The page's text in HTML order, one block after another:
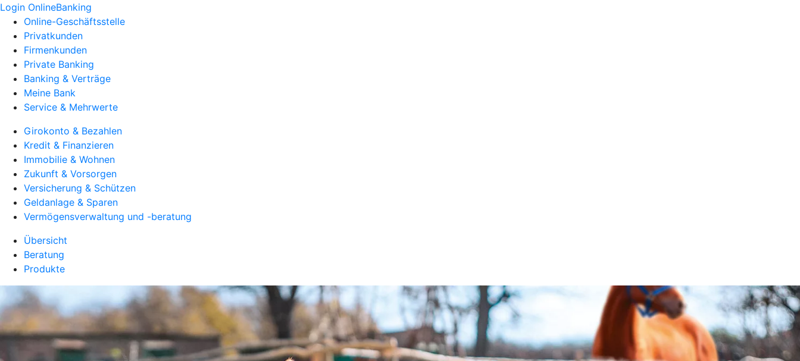
Login OnlineBanking
Online-Geschäftsstelle
Privatkunden
Firmenkunden
Private Banking
Banking & Verträge
Meine Bank
Service & Mehrwerte
Girokonto & Bezahlen
Kredit & Finanzieren
Immobilie & Wohnen
Zukunft & Vorsorgen
Versicherung & Schützen
Geldanlage & Sparen
Vermögensverwaltung und -beratung
Übersicht
Beratung
Produkte